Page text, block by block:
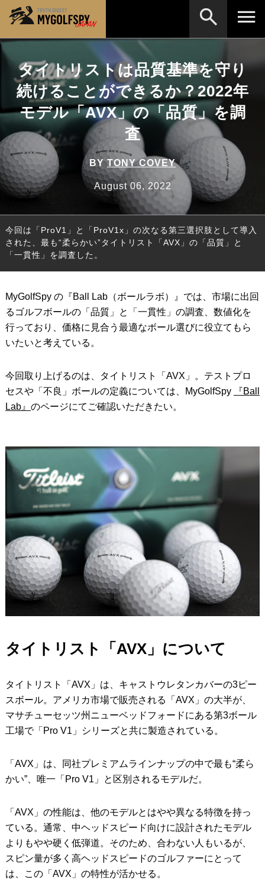
タイトリストは品質基準を守り
続けることができるか？2022年
モデル「AVX」の「品質」を調
査
BYTONY COVEY
August 06, 2022
今回は「ProV1」と「ProV1x」の次なる第三選択肢として導入
された、最も“柔らかい”タイトリスト「AVX」の「品質」と
「一貫性」を調査した。
MyGolfSpy の『Ball Lab（ボールラボ）』では、市場に出回
るゴルフボールの「品質」と「一貫性」の調査、数値化を
行っており、価格に見合う最適なボール選びに役立てもら
いたいと考えている。
今回取り上げるのは、タイトリスト「AVX」。テストプロ
セスや「不良」ボールの定義については、MyGolfSpy
『Ball
Lab』 のページにてご確認いただきたい。
タイトリスト「AVX」について
タイトリスト「AVX」は、キャストウレタンカバーの3ピー
スボール。アメリカ市場で販売される「AVX」の大半が、
マサチューセッツ州ニューベッドフォードにある第3ボール
工場で「Pro V1」シリーズと共に製造されている。
「AVX」は、同社プレミアムラインナップの中で最も“柔ら
かい”、唯一「Pro V1」と区別されるモデルだ。
「AVX」の性能は、他のモデルとはやや異なる特徴を持っ
ている。通常、中ヘッドスピード向けに設計されたモデル
よりもやや硬く低弾道。そのため、合わない人もいるが、
スピン量が多く高ヘッドスピードのゴルファーにとって
は、この「AVX」の特性が活かせる。
MOST WANTED テストランキング
NEW RELEASES 新製品情報
HOW TO ゴルフ上達・実践テクニック
LAB テスト・データ検証
Golf News ゴルフニュース
REVIEWS 製品レビュー
FAIRWAY WOODS フェアウェイウッド
HYBRIDS ハイブリッド
WEDGES ウェッジ
PUTTERS
Editor’s Picks 編集部のおすすめ
Our Team 私たちのチーム
ABOUT US MyGolfSpyJapanとは？
※メーカー名やクラブ名など、検索したい事柄を入
力してください。
検索